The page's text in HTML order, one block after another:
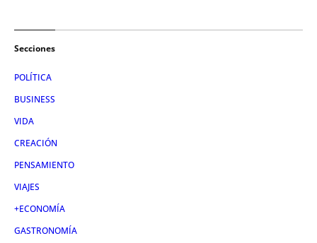
Secciones
POLÍTICA
BUSINESS
VIDA
CREACIÓN
PENSAMIENTO
VIAJES
+ECONOMÍA
GASTRONOMÍA